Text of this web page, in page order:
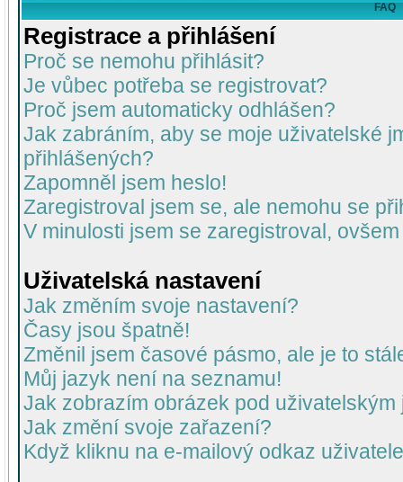
FAQ
Registrace a přihlášení
Proč se nemohu přihlásit?
Je vůbec potřeba se registrovat?
Proč jsem automaticky odhlášen?
Jak zabráním, aby se moje uživatelské
přihlášených?
Zapomněl jsem heslo!
Zaregistroval jsem se, ale nemohu se
V minulosti jsem se zaregistroval,
Uživatelská nastavení
Jak změním svoje nastavení?
Časy jsou špatně!
Změnil jsem časové pásmo, ale je to
Můj jazyk není na seznamu!
Jak zobrazím obrázek pod uživatelským
Jak změní svoje zařazení?
Když kliknu na e-mailový odkaz